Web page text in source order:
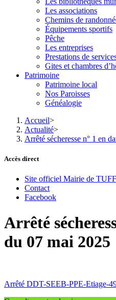
Les associations
Chemins de
Équipements sportifs
Pêche
Les entreprises
Prestations de
Gites et chambres
Patrimoine
Patrimoine local
Nos Paroisses
Généalogie
Accueil>
Actualité>
Arrêté sécheresse n° 1 en
Accès direct
Site officiel Mairie de
Contact
Facebook
Arrêté
du 07 mai 2025
Arrêté DDT-SEEB-PPE-Etiage-